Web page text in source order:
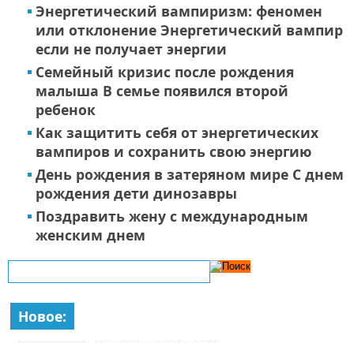
Энергетический вампиризм: феномен
или отклонение Энергетический вампир
если не получает энергии
Семейный кризис после рождения
малыша В семье появился второй
ребенок
Как защитить себя от энергетических
вампиров и сохранить свою энергию
День рождения в затеряном мире С днем
рождения дети динозавры
Поздравить жену с международным
женским днем
Новое: